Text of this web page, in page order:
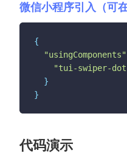
微信小程序引入（可
{
"usingComponents"
"tui-swiper-
}
}
代码演示